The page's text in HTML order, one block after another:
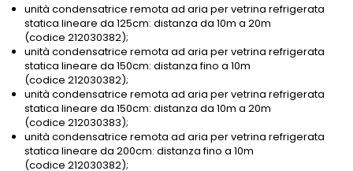
unità condensatrice remota ad aria per vetrina refrigerata
statica lineare da 125cm: distanza da 10m a 20m
(codice 212030382);
unità condensatrice remota ad aria per vetrina refrigerata
statica lineare da 150cm: distanza fino a 10m
(codice 212030382);
unità condensatrice remota ad aria per vetrina refrigerata
statica lineare da 150cm: distanza da 10m a 20m
(codice 212030383);
unità condensatrice remota ad aria per vetrina refrigerata
statica lineare da 200cm: distanza fino a 10m
(codice 212030382);